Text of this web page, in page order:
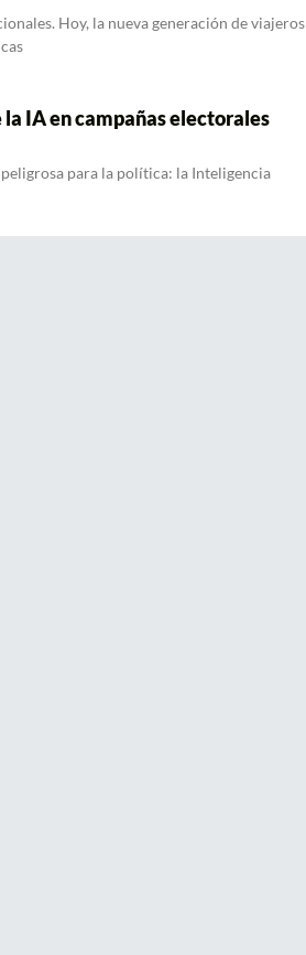
Hoy, la nueva generación de viajeros
la IA en campañas electorales
para la política: la Inteligencia